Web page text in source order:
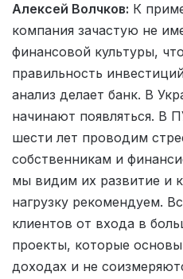
Алексей Волчков: К
компания зачастую не
финансовой культуры,
правильность
анализ делает банк. В
начинают появляться. В
шести лет проводим
собственникам и
мы видим их развитие и
нагрузку рекомендуем.
клиентов от входа в
проекты, которые
доходах и не